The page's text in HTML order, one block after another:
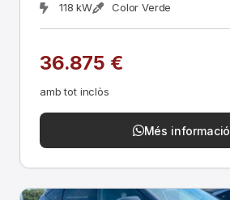
118 kW
Color Verde
36.875 €
amb tot inclòs
Més informació